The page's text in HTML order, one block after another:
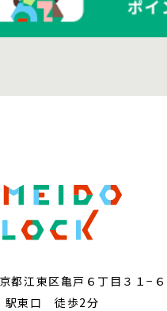
江東区亀戸６丁目３１−６
駅東口 徒歩2分